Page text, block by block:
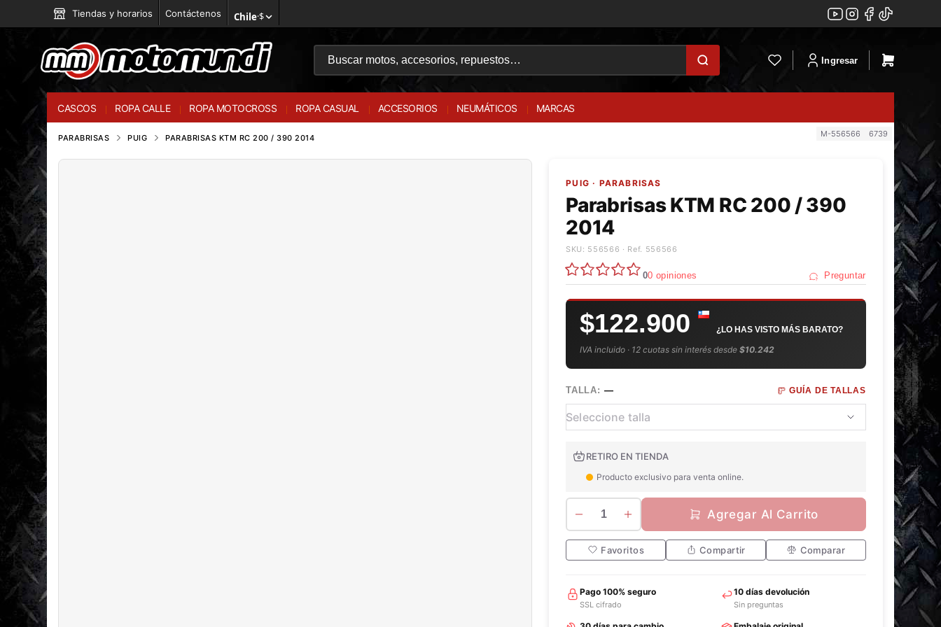
Tiendas y horarios Contáctenos Chile·$
Ingresar
CASCOS ROPA CALLE ROPA MOTOCROSS ROPA CASUAL ACCESORIOS NEUMÁTICOS MARCAS
PARABRISAS PUIG PARABRISAS KTM RC 200 / 390 2014 M-556566 6739
PUIG · PARABRISAS
Parabrisas KTM RC 200 / 390
2014
SKU: 556566 · Ref. 556566
00 opiniones Preguntar
$122.900 ¿LO HAS VISTO MÁS BARATO?
IVA incluido · 12 cuotas sin interés desde$10.242
TALLA: — GUÍA DE TALLAS
RETIRO EN TIENDA
Producto exclusivo para venta online.
1 Agregar Al Carrito
Favoritos Compartir Comparar
Pago 100% seguro
SSL cifrado
10 días devolución
Sin preguntas